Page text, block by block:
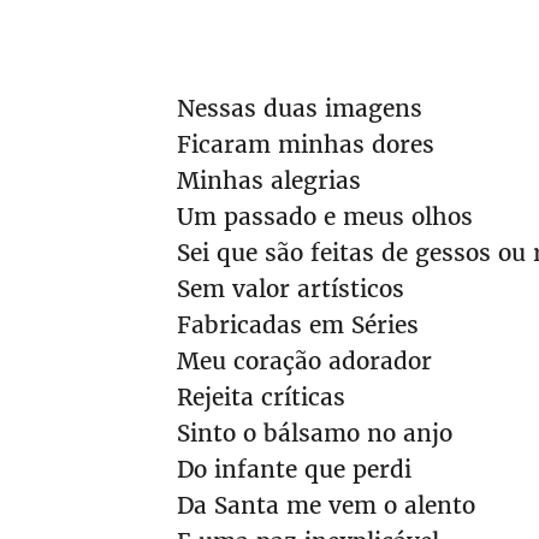
Nessas duas imagens
Ficaram minhas dores
Minhas alegrias
Um passado e meus olhos
Sei que são feitas de gessos ou
Sem valor artísticos
Fabricadas em Séries
Meu coração adorador
Rejeita críticas
Sinto o bálsamo no anjo
Do infante que perdi
Da Santa me vem o alento